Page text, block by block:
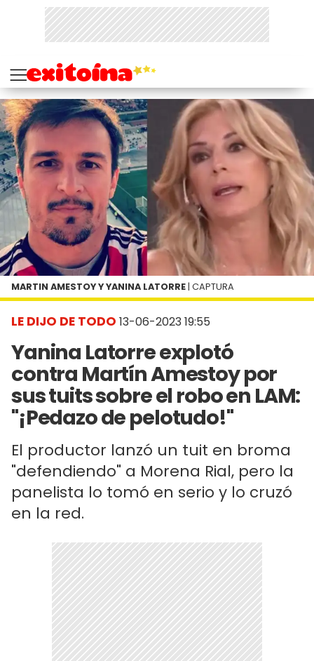
LE DIJO DE TODO 13-06-2023 19:55
Yanina Latorre explotó
contra Martín Amestoy por
sus tuits sobre el robo en LAM:
"¡Pedazo de pelotudo!"
El productor lanzó un tuit en broma
"defendiendo" a Morena Rial, pero la
panelista lo tomó en serio y lo cruzó
en la red.
MARTIN AMESTOY Y YANINA LATORRE | CAPTURA